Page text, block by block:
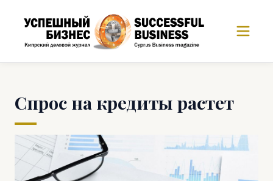
Спрос на кредиты растет